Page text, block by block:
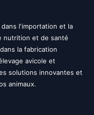
l'importation et la
nutrition et de santé
la fabrication
avicole et
solutions innovantes et
animaux.